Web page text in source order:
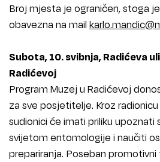
Broj mjesta je ograničen, stoga
obavezna na mail
Subota, 10. svibnja, Radićeva
Radićevoj
Program Muzej u Radićevoj
za sve posjetitelje. Kroz
sudionici će imati priliku upoznati
svijetom entomologije i naučiti
prepariranja. Poseban